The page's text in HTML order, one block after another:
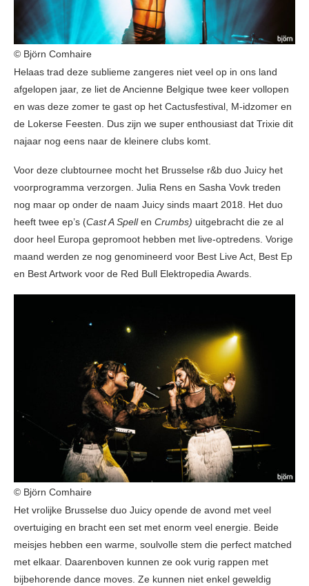
© Björn Comhaire
Helaas trad deze sublieme zangeres niet veel op in ons land
afgelopen jaar, ze liet de Ancienne Belgique twee keer vollopen
en was deze zomer te gast op het Cactusfestival, M-idzomer en
de Lokerse Feesten. Dus zijn we super enthousiast dat Trixie dit
najaar nog eens naar de kleinere clubs komt.
Voor deze clubtournee mocht het Brusselse r&b duo Juicy het
voorprogramma verzorgen. Julia Rens en Sasha Vovk treden
nog maar op onder de naam Juicy sinds maart 2018. Het duo
heeft twee ep’s (Cast A Spellen Crumbs) uitgebracht die ze al
door heel Europa gepromoot hebben met live-optredens. Vorige
maand werden ze nog genomineerd voor Best Live Act, Best Ep
en Best Artwork voor de Red Bull Elektropedia Awards.
© Björn Comhaire
Het vrolijke Brusselse duo Juicy opende de avond met veel
overtuiging en bracht een set met enorm veel energie. Beide
meisjes hebben een warme, soulvolle stem die perfect matched
met elkaar. Daarenboven kunnen ze ook vurig rappen met
bijbehorende dance moves. Ze kunnen niet enkel geweldig